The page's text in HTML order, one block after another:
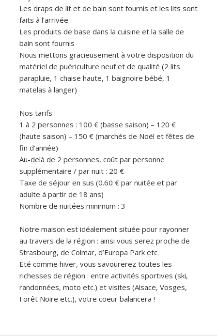
Les draps de lit et de bain sont fournis et les lits sont
faits à l’arrivée
Les produits de base dans la cuisine et la salle de
bain sont fournis
Nous mettons gracieusement à votre disposition du
matériel de puériculture neuf et de qualité (2 lits
parapluie, 1 chaise haute, 1 baignoire bébé, 1
matelas à langer)
Nos tarifs :
1 à 2 personnes : 100 € (basse saison) – 120 €
(haute saison) – 150 € (marchés de Noël et fêtes de
fin d’année)
Au-delà de 2 personnes, coût par personne
supplémentaire / par nuit : 20 €
Taxe de séjour en sus (0.60 € par nuitée et par
adulte à partir de 18 ans)
Nombre de nuitées minimum : 3
Notre maison est idéalement située pour rayonner
au travers de la région : ainsi vous serez proche de
Strasbourg, de Colmar, d’Europa Park etc.
Eté comme hiver, vous savourerez toutes les
richesses de région : entre activités sportives (ski,
randonnées, moto etc.) et visites (Alsace, Vosges,
Forêt Noire etc.), votre coeur balancera !